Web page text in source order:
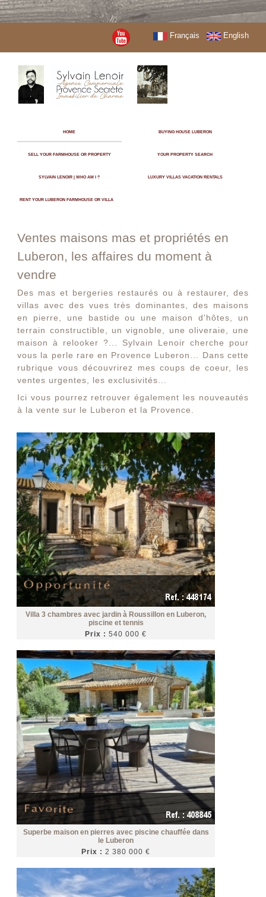
Français English
HOME BUYING HOUSE LUBERON
SELL YOUR FARMHOUSE OR PROPERTY YOUR PROPERTY SEARCH
SYLVAIN LENOIR | WHO AM I ? LUXURY VILLAS VACATION RENTALS
RENT YOUR LUBERON FARMHOUSE OR VILLA
Ventes maisons mas et propriétés en
Luberon, les affaires du moment à
vendre
Des mas et bergeries restaurés ou à restaurer, des
villas avec des vues très dominantes, des maisons
en pierre, une bastide ou une maison d'hôtes, un
terrain constructible, un vignoble, une oliveraie, une
maison à relooker ?... Sylvain Lenoir cherche pour
vous la perle rare en Provence Luberon... Dans cette
rubrique vous découvrirez mes coups de coeur, les
ventes urgentes, les exclusivités...
Ici vous pourrez retrouver également les nouveautés
à la vente sur le Luberon et la Provence.
Villa 3 chambres avec jardin à Roussillon en Luberon,
piscine et tennis
Prix : 540 000 €
Superbe maison en pierres avec piscine chauffée dans
le Luberon
Prix : 2 380 000 €